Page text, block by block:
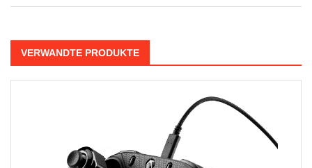
VERWANDTE PRODUKTE